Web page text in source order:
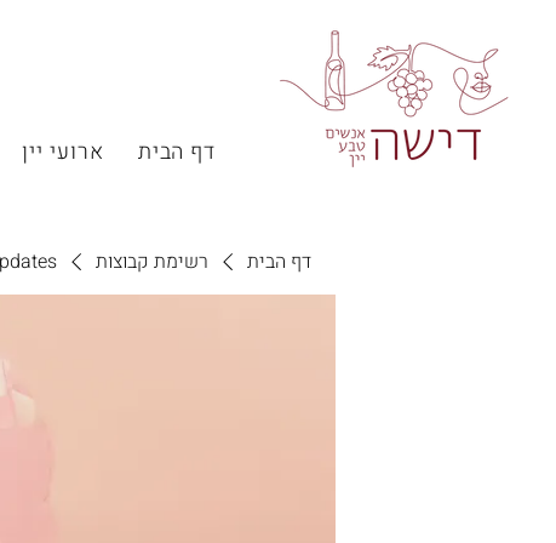
דף הבית ארועי יין
דף הבית רשימת קבוצות